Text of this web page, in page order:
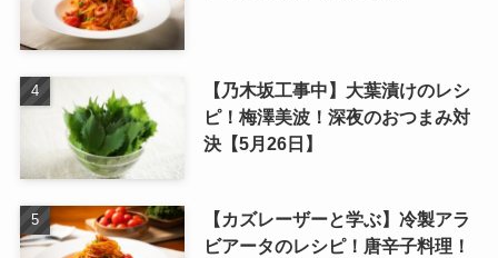
【乃木坂工事中】大葉漬けのレシ
ピ！梅澤美波！深夜のおつまみ対
決【5月26日】
【カズレーザーと学ぶ】冷製アラ
ビアータのレシピ！唐辛子料理！